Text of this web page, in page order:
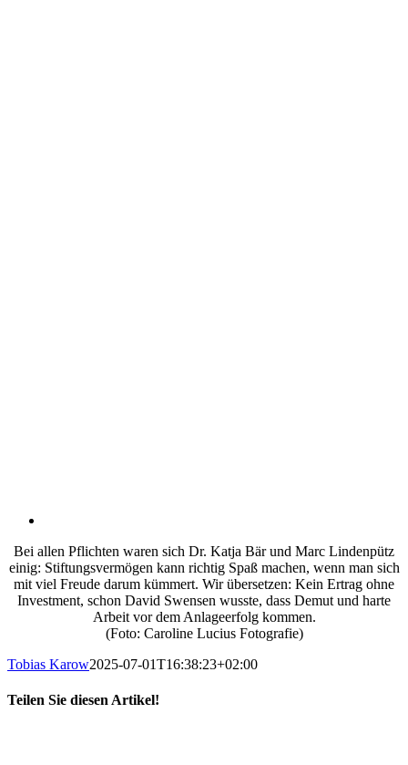
Bei allen Pflichten waren sich Dr. Katja Bär und Marc Lindenpütz
einig: Stiftungsvermögen kann richtig Spaß machen, wenn man sich
mit viel Freude darum kümmert. Wir übersetzen: Kein Ertrag ohne
Investment, schon David Swensen wusste, dass Demut und harte
Arbeit vor dem Anlageerfolg kommen.
(Foto: Caroline Lucius Fotografie)
Tobias Karow2025-07-01T16:38:23+02:00
Teilen Sie diesen Artikel!